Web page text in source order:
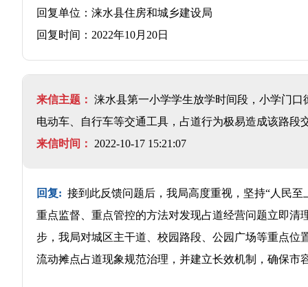
回复单位：涞水县住房和城乡建设局
回复时间：2022年10月20日
来信主题： 涞水县第一小学学生放学时间段，小学门
电动车、自行车等交通工具，占道行为极易造成该路
来信时间：
2022-10-17 15:21:07
回复: 接到此反馈问题后，我局高度重视，坚持“人民
重点监督、重点管控的方法对发现占道经营问题立即
步，我局对城区主干道、校园路段、公园广场等重点
流动摊点占道现象规范治理，并建立长效机制，确保市